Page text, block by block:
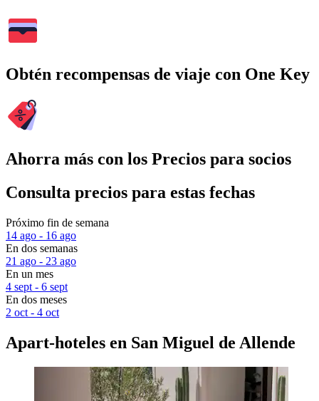
Obtén recompensas de viaje con One Key
Ahorra más con los Precios para socios
Consulta precios para estas fechas
Próximo fin de semana
14 ago - 16 ago
En dos semanas
21 ago - 23 ago
En un mes
4 sept - 6 sept
En dos meses
2 oct - 4 oct
Apart-hoteles en San Miguel de Allende